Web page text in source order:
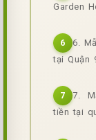
Garden
6
6.
tại Quận
7
7.
tiền tại